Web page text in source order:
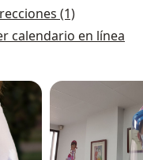
(1)
calendario en línea